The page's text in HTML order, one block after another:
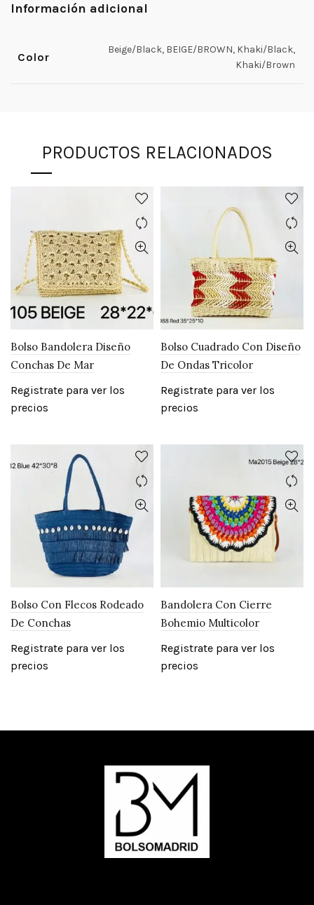
Información adicional
Color
Beige/Black, BEIGE/BROWN, Khaki/Black,
Khaki/Brown
PRODUCTOS RELACIONADOS
Bolso Bandolera Diseño
Conchas De Mar
Registrate para ver los
precios
Bolso Cuadrado Con Diseño
De Ondas Tricolor
Registrate para ver los
precios
Bolso Con Flecos Rodeado
De Conchas
Registrate para ver los
precios
Bandolera Con Cierre
Bohemio Multicolor
Registrate para ver los
precios